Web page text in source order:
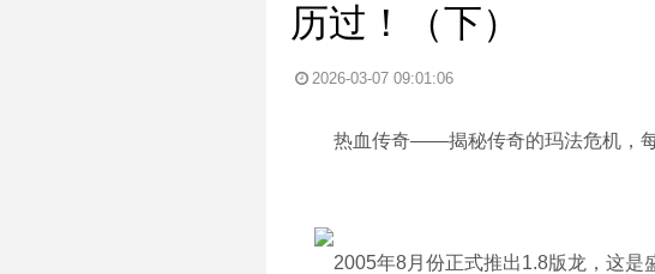
历过！（下）
2026-03-07 09:01:06
热血传奇——揭秘传奇的玛法危机，每
2005年8月份正式推出1.8版龙，这是